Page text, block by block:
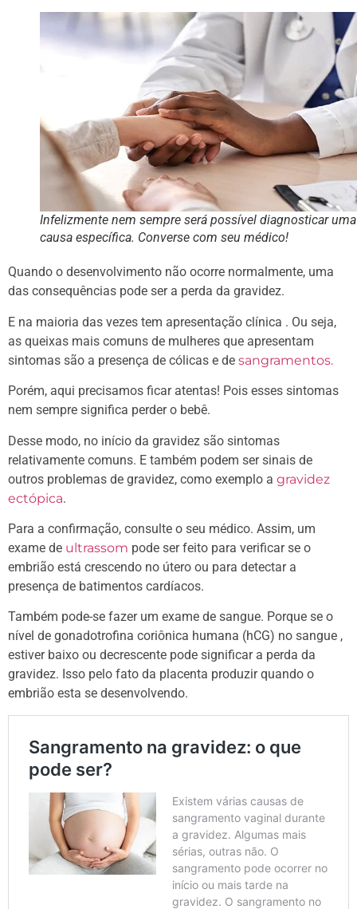
Infelizmente nem sempre será possível diagnosticar uma
causa específica. Converse com seu médico!
Quando o desenvolvimento não ocorre normalmente, uma
das consequências pode ser a perda da gravidez.
E na maioria das vezes tem apresentação clínica . Ou seja,
as queixas mais comuns de mulheres que apresentam
sintomas são a presença de cólicas e de sangramentos.
Porém, aqui precisamos ficar atentas! Pois esses sintomas
nem sempre significa perder o bebê.
Desse modo, no início da gravidez são sintomas
relativamente comuns. E também podem ser sinais de
outros problemas de gravidez, como exemplo a gravidez
ectópica.
Para a confirmação, consulte o seu médico. Assim, um
exame de ultrassom pode ser feito para verificar se o
embrião está crescendo no útero ou para detectar a
presença de batimentos cardíacos.
Também pode-se fazer um exame de sangue. Porque se o
nível de gonadotrofina coriônica humana (hCG) no sangue ,
estiver baixo ou decrescente pode significar a perda da
gravidez. Isso pelo fato da placenta produzir quando o
embrião esta se desenvolvendo.